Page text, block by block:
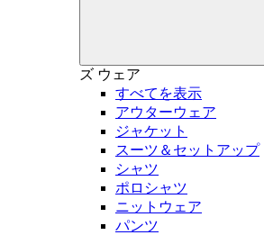
ズ ウェア
すべてを表示
アウターウェア
ジャケット
スーツ＆セットアップ
シャツ
ポロシャツ
ニットウェア
パンツ